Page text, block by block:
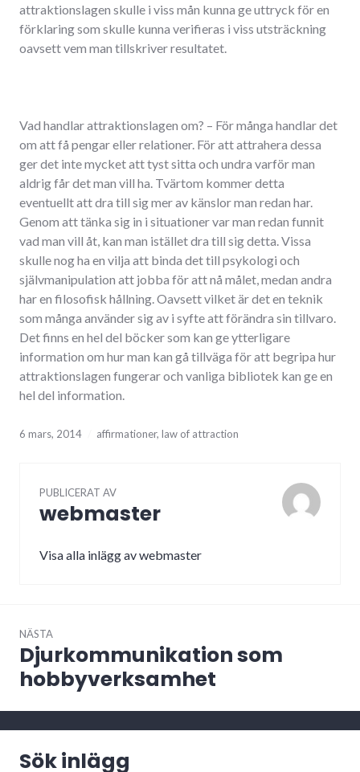
attraktionslagen skulle i viss mån kunna ge uttryck för en
förklaring som skulle kunna verifieras i viss utsträckning
oavsett vem man tillskriver resultatet.
Vad handlar attraktionslagen om? – För många handlar det
om att få pengar eller relationer. För att attrahera dessa
ger det inte mycket att tyst sitta och undra varför man
aldrig får det man vill ha. Tvärtom kommer detta
eventuellt att dra till sig mer av känslor man redan har.
Genom att tänka sig in i situationer var man redan funnit
vad man vill åt, kan man istället dra till sig detta. Vissa
skulle nog ha en vilja att binda det till psykologi och
självmanipulation att jobba för att nå målet, medan andra
har en filosofisk hållning. Oavsett vilket är det en teknik
som många använder sig av i syfte att förändra sin tillvaro.
Det finns en hel del böcker som kan ge ytterligare
information om hur man kan gå tillväga för att begripa hur
attraktionslagen fungerar och vanliga bibliotek kan ge en
hel del information.
6 mars, 2014 affirmationer, law of attraction
PUBLICERAT AV
webmaster
Visa alla inlägg av webmaster
NÄSTA
Nästa
inlägg:
Djurkommunikation som
hobbyverksamhet
Sök inlägg